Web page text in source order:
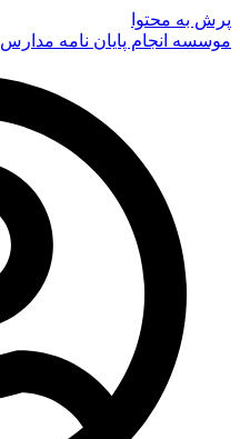
پرش به محتوا
موسسه انجام پایان نامه مدارس